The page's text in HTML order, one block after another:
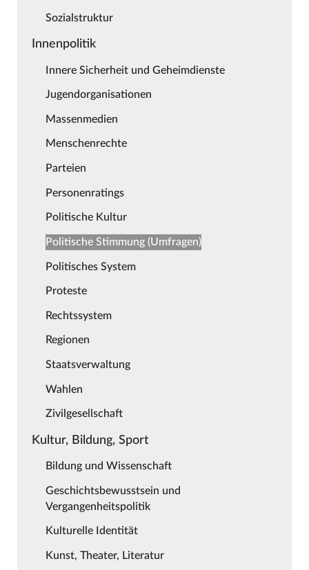
Sozialstruktur
Innenpolitik
Innere Sicherheit und Geheimdienste
Jugendorganisationen
Massenmedien
Menschenrechte
Parteien
Personenratings
Politische Kultur
Politische Stimmung (Umfragen)
Politisches System
Proteste
Rechtssystem
Regionen
Staatsverwaltung
Wahlen
Zivilgesellschaft
Kultur, Bildung, Sport
Bildung und Wissenschaft
Geschichtsbewusstsein und
Vergangenheitspolitik
Kulturelle Identität
Kunst, Theater, Literatur